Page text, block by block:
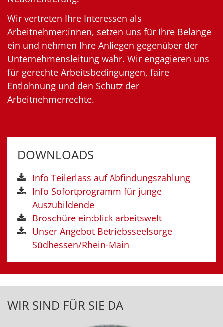
Wir vertreten Ihre Interessen als
Arbeitnehmer:innen, setzen uns für Ihre Belange
ein und nehmen Ihre Anliegen gegenüber der
Unternehmensleitung wahr. Wir engagieren uns
für gerechte Arbeitsbedingungen, faire
Entlohnung und den Schutz der
Arbeitnehmerrechte.
DOWNLOADS
Info Teilerlass auf Abfindungszahlung
Info Sofortprogramm für junge
Auszubildende
Broschüre ein:blick arbeitswelt
Unser Angebot Betriebsseelsorge
Südhessen/Rhein-Main
WIR SIND FÜR SIE DA